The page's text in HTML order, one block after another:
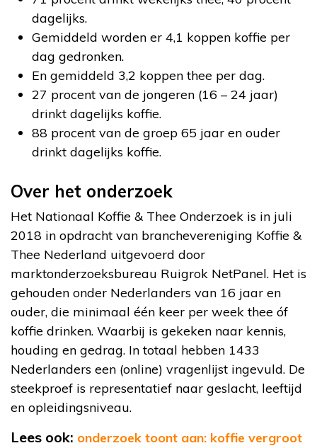
dagelijks.
Gemiddeld worden er 4,1 koppen koffie per
dag gedronken.
En gemiddeld 3,2 koppen thee per dag.
27 procent van de jongeren (16 – 24 jaar)
drinkt dagelijks koffie.
88 procent van de groep 65 jaar en ouder
drinkt dagelijks koffie.
Over het onderzoek
Het Nationaal Koffie & Thee Onderzoek is in juli
2018 in opdracht van branchevereniging Koffie &
Thee Nederland uitgevoerd door
marktonderzoeksbureau Ruigrok NetPanel. Het is
gehouden onder Nederlanders van 16 jaar en
ouder, die minimaal één keer per week thee óf
koffie drinken. Waarbij is gekeken naar kennis,
houding en gedrag. In totaal hebben 1433
Nederlanders een (online) vragenlijst ingevuld. De
steekproef is representatief naar geslacht, leeftijd
en opleidingsniveau.
Lees ook: onderzoek toont aan: koffie vergroot